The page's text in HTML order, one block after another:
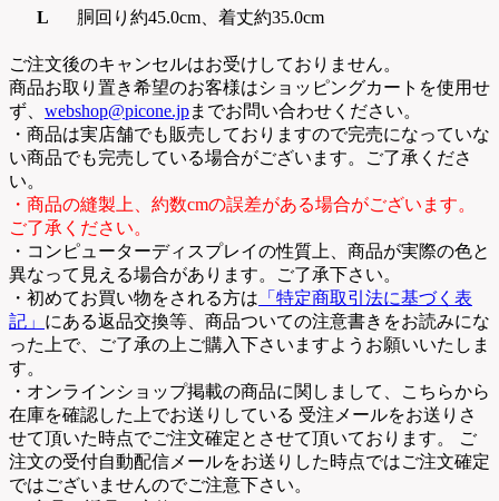
L
胴回り約45.0cm、着丈約35.0cm
ご注文後のキャンセルはお受けしておりません。
商品お取り置き希望のお客様はショッピングカートを使用せ
ず、 webshop@picone.jpまでお問い合わせください。
・商品は実店舗でも販売しておりますので完売になっていな
い商品でも完売している場合がございます。ご了承くださ
い。
・商品の縫製上、約数cmの誤差がある場合がございます。
ご了承ください。
・コンピューターディスプレイの性質上、商品が実際の色と
異なって見える場合があります。ご了承下さい。
・初めてお買い物をされる方は 「特定商取引法に基づく表
記」 にある返品交換等、商品ついての注意書きをお読みにな
った上で、ご了承の上ご購入下さいますようお願いいたしま
す。
・オンラインショップ掲載の商品に関しまして、こちらから
在庫を確認した上でお送りしている 受注メールをお送りさ
せて頂いた時点でご注文確定とさせて頂いております。 ご
注文の受付自動配信メールをお送りした時点ではご注文確定
ではございませんのでご注意下さい。